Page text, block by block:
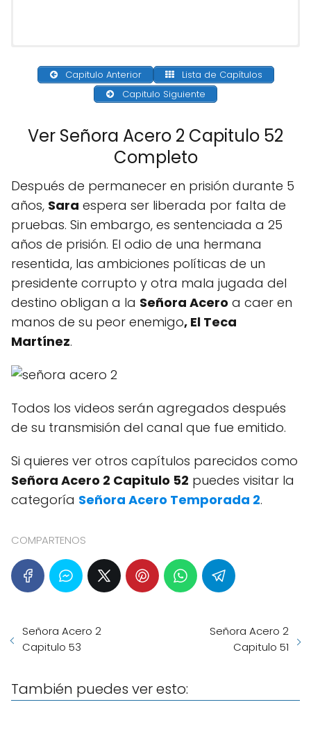
Capitulo Anterior
Lista de Capítulos
Capitulo Siguiente
Ver Señora Acero 2 Capitulo 52
Completo
Después de permanecer en prisión durante 5
años, Sara espera ser liberada por falta de
pruebas. Sin embargo, es sentenciada a 25
años de prisión. El odio de una hermana
resentida, las ambiciones políticas de un
presidente corrupto y otra mala jugada del
destino obligan a la Señora Acero a caer en
manos de su peor enemigo, El Teca
Martínez.
Todos los videos serán agregados después
de su transmisión del canal que fue emitido.
Si quieres ver otros capítulos parecidos como
Señora Acero 2 Capitulo 52 puedes visitar la
categoría Señora Acero Temporada 2.
COMPARTENOS
Señora Acero 2
Capitulo 53
Señora Acero 2
Capitulo 51
También puedes ver esto: